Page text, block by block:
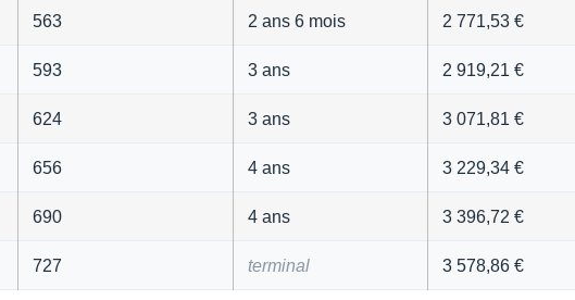
563 2 ans 6 mois 2 771,53 €
593 3 ans 2 919,21 €
624 3 ans 3 071,81 €
656 4 ans 3 229,34 €
690 4 ans 3 396,72 €
727 terminal 3 578,86 €